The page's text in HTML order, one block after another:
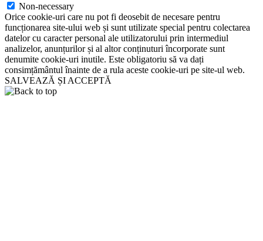
Non-necessary
Orice cookie-uri care nu pot fi deosebit de necesare pentru
funcționarea site-ului web și sunt utilizate special pentru colectarea
datelor cu caracter personal ale utilizatorului prin intermediul
analizelor, anunțurilor și al altor conținuturi încorporate sunt
denumite cookie-uri inutile. Este obligatoriu să va dați
consimțământul înainte de a rula aceste cookie-uri pe site-ul web.
SALVEAZĂ ȘI ACCEPTĂ